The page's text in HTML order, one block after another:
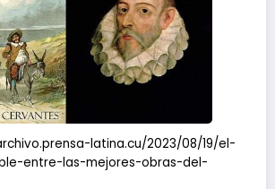
latina.cu/2023/08/19/el-
entre-las-mejores-obras-del-